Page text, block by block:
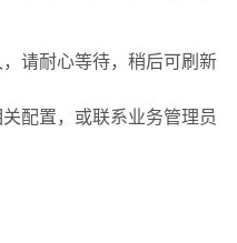
请耐心等待，稍后可刷新
配置，或联系业务管理员